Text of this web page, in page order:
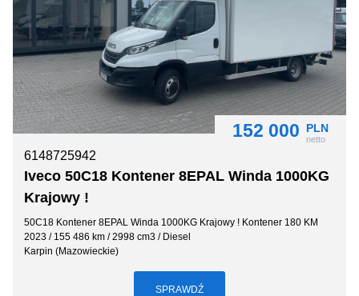
152 000 PLN
netto
6148725942
Iveco 50C18 Kontener 8EPAL Winda 1000KG
Krajowy !
50C18 Kontener 8EPAL Winda 1000KG Krajowy ! Kontener 180 KM
2023 / 155 486 km / 2998 cm3 / Diesel
Karpin (Mazowieckie)
SPRAWDŹ